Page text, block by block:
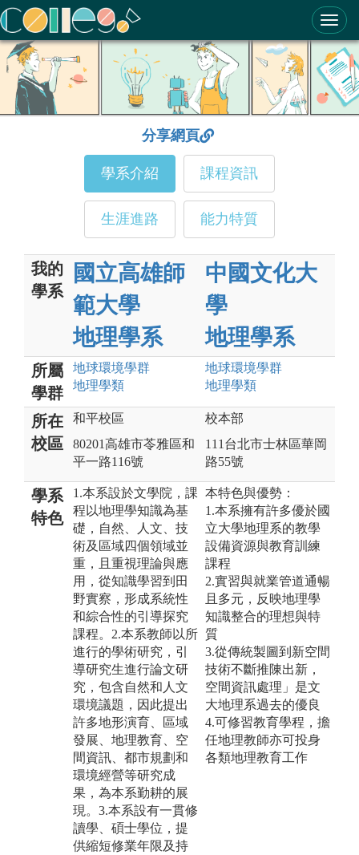
ColleGo! 大學選才與高中育才輔助系統
分享網頁
學系介紹 課程資訊
生涯進路 能力特質
我的
學系
國立高雄師
範大學
地理學系
中國文化大
學
地理學系
所屬
學群
地球環境學群
地理學類
地球環境學群
地理學類
所在
校區
和平校區
80201高雄市苓雅區和
平一路116號
校本部
111台北市士林區華岡
路55號
學系
特色
1.本系設於文學院，課
程以地理學知識為基
礎，自然、人文、技
術及區域四個領域並
重，且重視理論與應
用，從知識學習到田
野實察，形成系統性
和綜合性的引導探究
課程。2.本系教師以所
進行的學術研究，引
導研究生進行論文研
究，包含自然和人文
環境議題，因此提出
許多地形演育、區域
發展、地理教育、空
間資訊、都市規劃和
環境經營等研究成
果，為本系勤耕的展
現。3.本系設有一貫修
讀學、碩士學位，提
供縮短修業年限及持
本特色與優勢：
1.本系擁有許多優於國
立大學地理系的教學
設備資源與教育訓練
課程
2.實習與就業管道通暢
且多元，反映地理學
知識整合的理想與特
質
3.從傳統製圖到新空間
技術不斷推陳出新，
空間資訊處理」是文
大地理系過去的優良
4.可修習教育學程，擔
任地理教師亦可投身
各類地理教育工作